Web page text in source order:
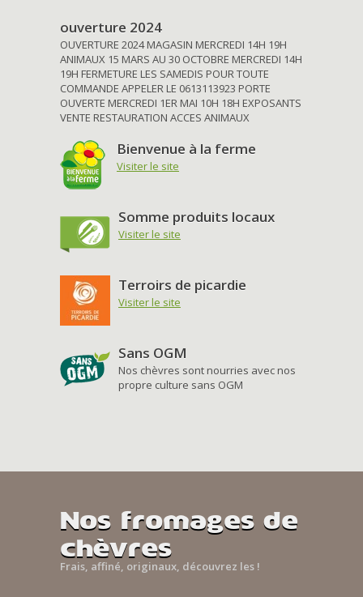
ouverture 2024
OUVERTURE 2024 MAGASIN MERCREDI 14H 19H
ANIMAUX 15 MARS AU 30 OCTOBRE MERCREDI 14H
19H FERMETURE LES SAMEDIS POUR TOUTE
COMMANDE APPELER LE 0613113923 PORTE
OUVERTE MERCREDI 1ER MAI 10H 18H EXPOSANTS
VENTE RESTAURATION ACCES ANIMAUX
Bienvenue à la ferme
Visiter le site
Somme produits locaux
Visiter le site
Terroirs de picardie
Visiter le site
Sans OGM
Nos chèvres sont nourries avec nos
propre culture sans OGM
Nos fromages de
chèvres
Frais, affiné, originaux, découvrez les !